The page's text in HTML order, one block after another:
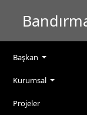
Başkan
Kurumsal
Projeler